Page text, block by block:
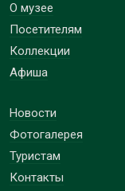
О музее
Посетителям
Коллекции
Афиша
Новости
Фотогалерея
Туристам
Контакты